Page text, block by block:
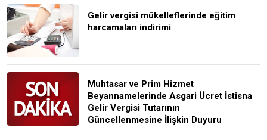
Gelir vergisi mükelleflerinde eğitim
harcamaları indirimi
Muhtasar ve Prim Hizmet
Beyannamelerinde Asgari Ücret İstisna
Gelir Vergisi Tutarının
Güncellenmesine İlişkin Duyuru